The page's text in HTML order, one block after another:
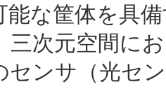
な筐体を具
三次元空間に
センサ（光セ